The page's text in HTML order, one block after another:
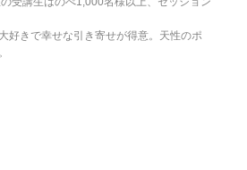
好きで幸せな引き寄せが得意。天性のポ